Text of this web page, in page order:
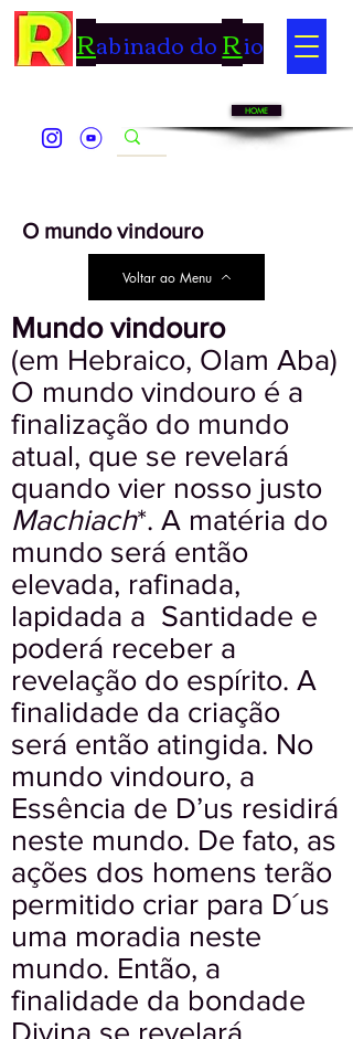
Rabinado doRio
HOME
O mundo vindouro
Voltar ao Menu
Mundo vindouro
(em Hebraico, Olam Aba)
O mundo vindouro é a
finalização do mundo
atual, que se revelará
quando vier nosso justo
Machiach*. A matéria do
mundo será então
elevada, rafinada,
lapidada a Santidade e
poderá receber a
revelação do espírito. A
finalidade da criação
será então atingida. No
mundo vindouro, a
Essência de D’us residirá
neste mundo. De fato, as
ações dos homens terão
permitido criar para D´us
uma moradia neste
mundo. Então, a
finalidade da bondade
Divina se revelará